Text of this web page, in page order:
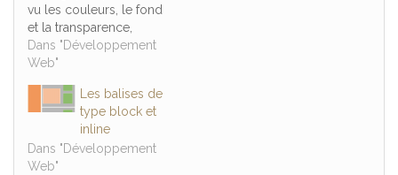
vu les couleurs, le fond
et la transparence,
d'étudier les propriétés
de bordures et
propriétés qui peuvent
aussi bien s'appliquer
sur le texte que sur des
blocs constituants notre
page Web. Si…
Dans "Développement
Web"
Les balises de
type block et
inline
Dans "Développement
Web"